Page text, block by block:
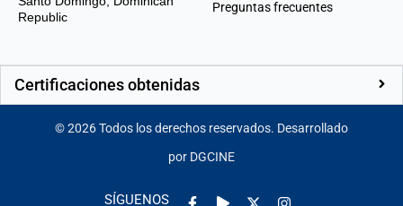
Republic
Preguntas frecuentes
Certificaciones obtenidas
©2026Todos los derechos reservados. Desarrollado
por DGCINE
SÍGUENOS
Facebook-
Play Instagram